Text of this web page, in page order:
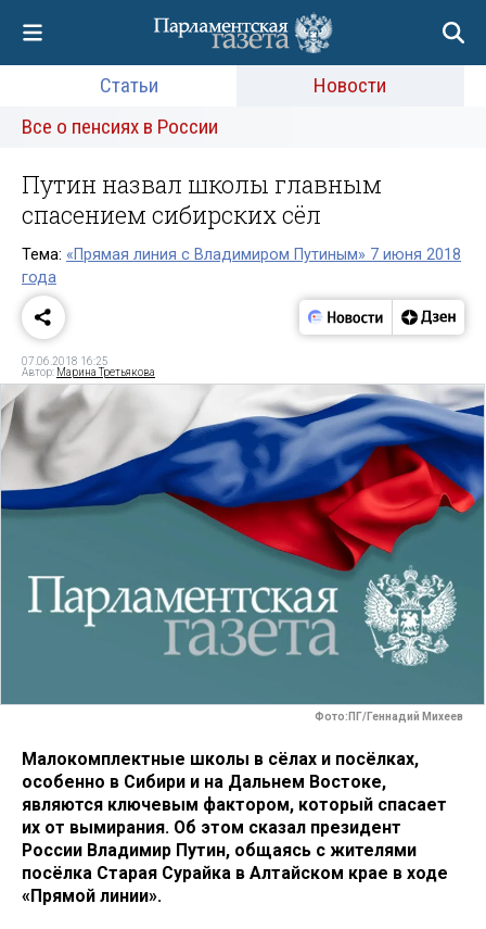
Статьи
Новости
Все о пенсиях в России
Путин назвал школы главным
спасением сибирских сёл
Тема: «Прямая линия с Владимиром Путиным» 7 июня 2018
года
07.06.2018 16:25
Автор: Марина Третьякова
Фото:ПГ/Геннадий Михеев
Малокомплектные школы в сёлах и посёлках,
особенно в Сибири и на Дальнем Востоке,
являются ключевым фактором, который спасает
их от вымирания. Об этом сказал президент
России Владимир Путин, общаясь с жителями
посёлка Старая Сурайка в Алтайском крае в ходе
«Прямой линии».